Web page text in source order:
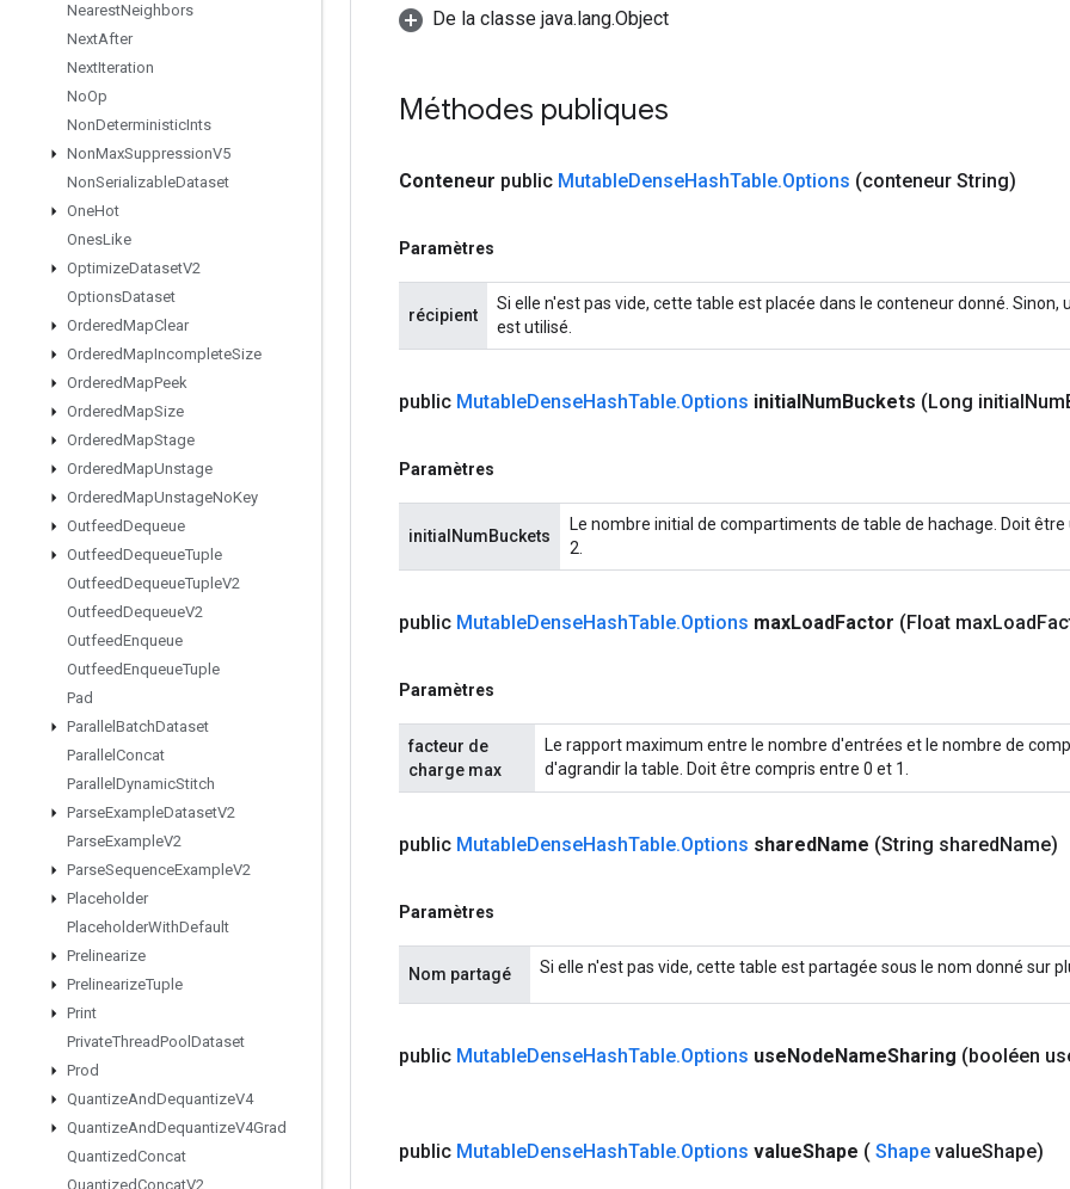
NearestNeighbors
NextAfter
NextIteration
NoOp
NonDeterministicInts
NonMaxSuppressionV5
NonSerializableDataset
OneHot
OnesLike
OptimizeDatasetV2
OptionsDataset
OrderedMapClear
OrderedMapIncompleteSize
OrderedMapPeek
OrderedMapSize
OrderedMapStage
OrderedMapUnstage
OrderedMapUnstageNoKey
OutfeedDequeue
OutfeedDequeueTuple
OutfeedDequeueTupleV2
OutfeedDequeueV2
OutfeedEnqueue
OutfeedEnqueueTuple
Pad
Parallel BatchDataset
Parallel Concat
Parallel DynamicStitch
ParseExampleDatasetV2
ParseExampleV2
ParseSequenceExampleV2
Placeholder
PlaceholderWithDefault
Prelinearize
PrelinearizeTuple
Print
PrivateThreadPool Dataset
Prod
QuantizeAndDequantizeV4
QuantizeAndDequantizeV4Grad
QuantizedConcat
QuantizedConcatV2
De la classe java.lang.Object
Méthodes publiques
Conteneur public MutableDenseHashTable.Options (conteneur String)
Paramètres
récipient
Si elle n'est pas vide, cette table est placée dans le conteneur donné.
est utilisé.
public MutableDenseHashTable.Options initialNumBuckets (Long initialNum
Paramètres
initialNumBuckets
Le nombre initial de compartiments de table de hachage. Doit
2.
public MutableDenseHashTable.Options maxLoadFactor (Float maxLoad
Paramètres
facteur de
charge max
Le rapport maximum entre le nombre d'entrées et le nombre de
d'agrandir la table. Doit être compris entre 0 et 1.
public MutableDenseHashTable.Options sharedName (String sharedName)
Paramètres
Nom partagé Si elle n'est pas vide, cette table est partagée sous le nom donné sur
public MutableDenseHashTable.Options useNodeNameSharing (booléen
public MutableDenseHashTable.Options valueShape ( Shape valueShape)